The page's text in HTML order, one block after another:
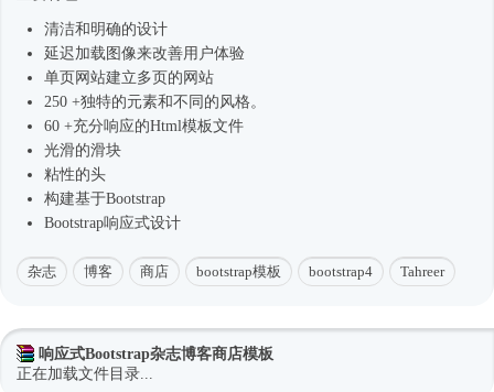
清洁和明确的设计
延迟加载图像来改善用户体验
单页网站建立多页的网站
250 +独特的元素和不同的风格。
60 +充分响应的Html模板文件
光滑的滑块
粘性的头
构建基于Bootstrap
Bootstrap响应式设计
杂志 博客 商店 bootstrap模板 bootstrap4 Tahreer
响应式Bootstrap杂志博客商店模板
正在加载文件目录...